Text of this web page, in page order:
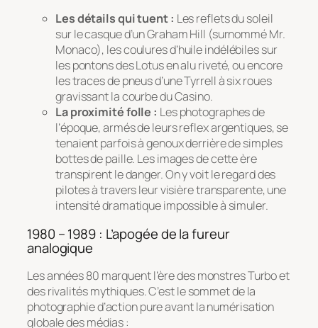
Les détails qui tuent : Les reflets du soleil
sur le casque d’un Graham Hill (surnomméMr.
Monaco), les coulures d’huile indélébiles sur
les pontons des Lotus en alu riveté, ou encore
les traces de pneus d’une Tyrrell à six roues
gravissant la courbe du Casino.
La proximité folle : Les photographes de
l’époque, armés de leurs reflex argentiques, se
tenaient parfois à genoux derrière de simples
bottes de paille. Les images de cette ère
transpirent le danger. On y voit le regard des
pilotes à travers leur visière transparente, une
intensité dramatique impossible à simuler.
1980 – 1989 : L’apogée de la fureur
analogique
Les années 80 marquent l’ère des monstres Turbo et
des rivalités mythiques. C’est le sommet de la
photographie d’action pure avant la numérisation
globale des médias :